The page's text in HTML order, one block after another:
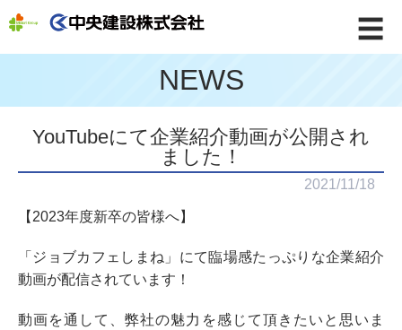
☰
NEWS
YouTubeにて企業紹介動画が公開され
ました！
2021/11/18
【2023年度新卒の皆様へ】
「ジョブカフェしまね」にて臨場感たっぷりな企業紹介
動画が配信されています！
動画を通して、弊社の魅力を感じて頂きたいと思いま